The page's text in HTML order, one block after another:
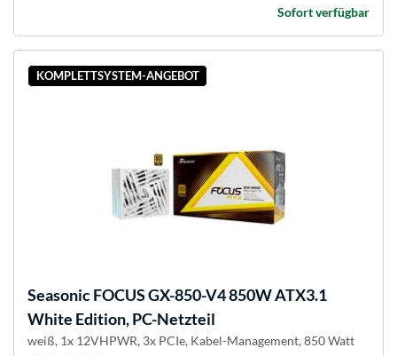
Sofort verfügbar
KOMPLETTSYSTEM-ANGEBOT
SeasonicFOCUS GX-850-V4 850W ATX3.1
White Edition, PC-Netzteil
weiß, 1x 12VHPWR, 3x PCIe, Kabel-Management, 850 Watt